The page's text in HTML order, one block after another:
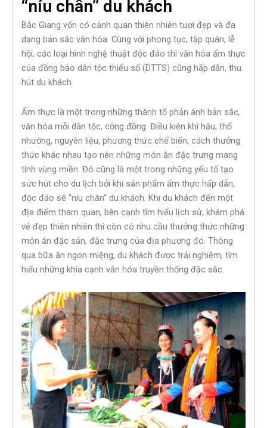
“níu chân” du khách
Bắc Giang vốn có cảnh quan thiên nhiên tươi đẹp và đa
dạng bản sắc văn hóa. Cùng với phong tục, tập quán, lễ
hội, các loại hình nghệ thuật độc đáo thì văn hóa ẩm thực
của đồng bào dân tộc thiểu số (DTTS) cũng hấp dẫn, thu
hút du khách.
Ẩm thực là một trong những thành tố phản ánh bản sắc,
văn hóa mỗi dân tộc, cộng đồng. Điều kiện khí hậu, thổ
nhưỡng, nguyên liệu, phương thức chế biến, cách thưởng
thức khác nhau tạo nên những món ăn đặc trưng mang
tính vùng miền. Đó cũng là một trong những yếu tố tạo
sức hút cho du lịch bởi khi sản phẩm ẩm thực hấp dẫn,
độc đáo sẽ “níu chân” du khách. Khi du khách đến một
địa điểm tham quan, bên cạnh tìm hiểu lịch sử, khám phá
vẻ đẹp thiên nhiên thì còn có nhu cầu thưởng thức những
món ăn đặc sản, đặc trưng của địa phương đó. Thông
qua bữa ăn ngon miệng, du khách được trải nghiệm, tìm
hiểu những khía cạnh văn hóa truyền thống đặc sắc.